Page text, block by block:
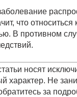
что
В противном
носят
характер. Не
за